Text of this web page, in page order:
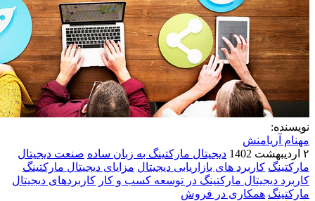
نویسنده:
مهنام آریامنش
۲ اردیبهشت 1402
دیجیتال مارکتینگ به زبان ساده صنعت دیجیتال
مارکتینگ کاربرد های بازاریابی دیجیتال مزایای دیجیتال مارکتینگ
کاربرد دیجیتال مارکتینگ در توسعه کسب و کار کاربردهای دیجیتال
مارکتینگ همکاری در فروش